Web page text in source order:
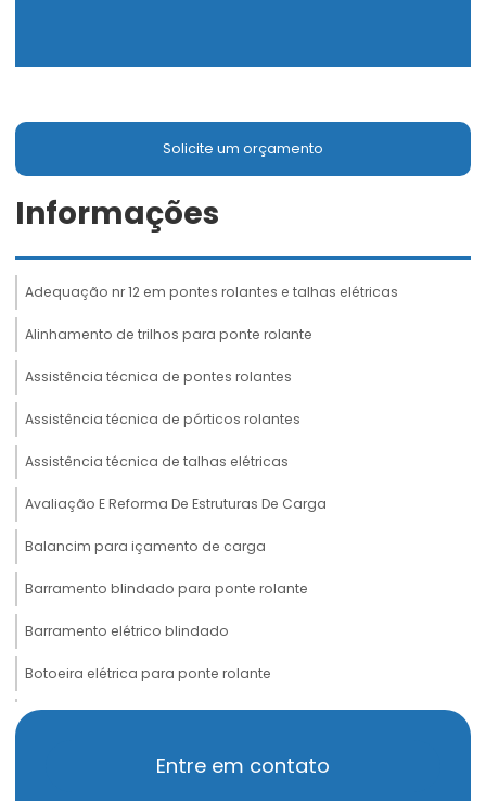
Solicite um orçamento
Informações
Adequação nr 12 em pontes rolantes e talhas elétricas
Alinhamento de trilhos para ponte rolante
Assistência técnica de pontes rolantes
Assistência técnica de pórticos rolantes
Assistência técnica de talhas elétricas
Avaliação E Reforma De Estruturas De Carga
Balancim para içamento de carga
Barramento blindado para ponte rolante
Barramento elétrico blindado
Botoeira elétrica para ponte rolante
Cabeceira para ponte rolante
Cabo de aço compactado de alta performance
Entre em contato